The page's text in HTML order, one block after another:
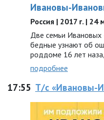
Ивановы-
Россия | 2017 г. | 24
Две семьи Ивановых
бедные узнают об
роддоме 16 лет
подробнее
17:55 Т/с «Ивановы-